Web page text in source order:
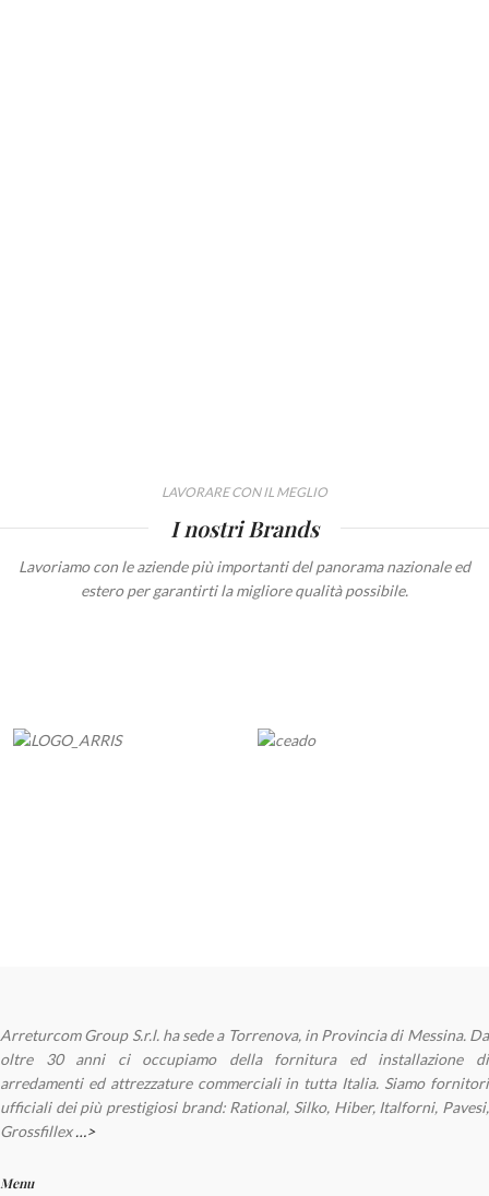
LAVORARE CON IL MEGLIO
I nostri Brands
Lavoriamo con le aziende più importanti del panorama nazionale ed
estero per garantirti la migliore qualità possibile.
Arreturcom Group S.r.l. ha sede a Torrenova, in Provincia di Messina. Da
oltre 30 anni ci occupiamo della fornitura ed installazione di
arredamenti ed attrezzature commerciali in tutta Italia. Siamo fornitori
ufficiali dei più prestigiosi brand: Rational, Silko, Hiber, Italforni, Pavesi,
Grossfillex…>
Menu